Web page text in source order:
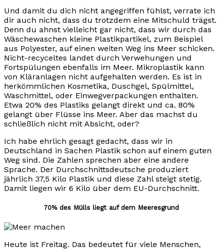
Und damit du dich nicht angegriffen fühlst, verrate ich
dir auch nicht, dass du trotzdem eine Mitschuld trägst.
Denn du ahnst vielleicht gar nicht, dass wir durch das
Wäschewaschen kleine Plastikpartikel, zum Beispiel
aus Polyester, auf einen weiten Weg ins Meer schicken.
Nicht-recyceltes landet durch Verwehungen und
Fortspülungen ebenfalls im Meer. Mikroplastik kann
von Kläranlagen nicht aufgehalten werden. Es ist in
herkömmlichen Kosmetika, Duschgel, Spülmittel,
Waschmittel, oder Einwegverpackungen enthalten.
Etwa 20% des Plastiks gelangt direkt und ca. 80%
gelangt über Flüsse ins Meer. Aber das machst du
schließlich nicht mit Absicht, oder?
Ich habe ehrlich gesagt gedacht, dass wir in
Deutschland in Sachen Plastik schon auf einem guten
Weg sind. Die Zahlen sprechen aber eine andere
Sprache. Der Durchschnittsdeutsche produziert
jährlich 37,5 Kilo Plastik und diese Zahl steigt stetig.
Damit liegen wir 6 Kilo über dem EU-Durchschnitt.
70% des Mülls liegt auf dem Meeresgrund
Heute ist Freitag. Das bedeutet für viele Menschen,